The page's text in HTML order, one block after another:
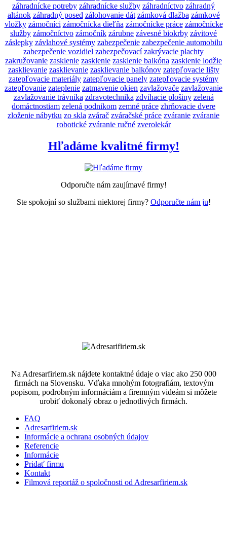
záhradnícke potreby záhradnícke služby záhradníctvo záhradný
altánok záhradný posed zálohovanie dát zámková dlažba zámkové
vložky zámočníci zámočnícka dieľňa zámočnícke práce zámočnícke
služby zámočníctvo zámočník zárubne závesné biokrby závitové
záslepky závlahové systémy zabezpečenie zabezpečenie automobilu
zabezpečenie vozidiel zabezpečovací zakrývacie plachty
zakružovanie zasklenie zasklenie zasklenie balkóna zasklenie lodžie
zasklievanie zasklievanie zasklievanie balkónov zatepľovacie lišty
zatepľovacie materiály zatepľovacie panely zatepľovacie systémy
zatepľovanie zateplenie zatmavenie okien zavlažovače zavlažovanie
zavlažovanie trávnika zdravotechnika zdvihacie plošiny zelená
domáctnostiam zelená podnikom zemné práce zhrňovacie dvere
zloženie nábytku zo skla zvárač zváračské práce zváranie zváranie
robotické zváranie ručné zverolekár
Hľadáme kvalitné firmy!
Odporučte nám zaujímavé firmy!
Ste spokojní so službami niektorej firmy? Odporučte nám ju!
Na Adresarfiriem.sk nájdete kontaktné údaje o viac ako 250 000
firmách na Slovensku. Vďaka mnohým fotografiám, textovým
popisom, podrobným informáciám a firemným videám si môžete
urobiť dokonalý obraz o jednotlivých firmách.
FAQ
Adresarfiriem.sk
Informácie a ochrana osobných údajov
Referencie
Informácie
Pridať firmu
Kontakt
Filmová reportáž o spoločnosti od Adresarfiriem.sk